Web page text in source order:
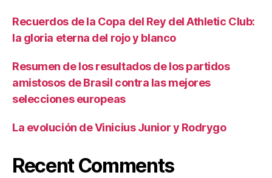
Recuerdos de la Copa del Rey del Athletic Club:
la gloria eterna del rojo y blanco
Resumen de los resultados de los partidos
amistosos de Brasil contra las mejores
selecciones europeas
La evolución de Vinicius Junior y Rodrygo
Recent Comments